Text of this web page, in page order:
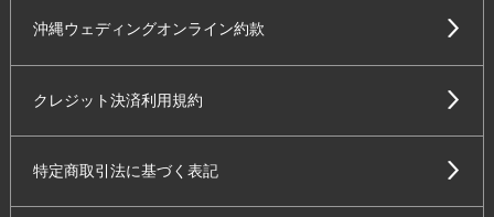
沖縄ウェディングオンライン約款
クレジット決済利用規約
特定商取引法に基づく表記